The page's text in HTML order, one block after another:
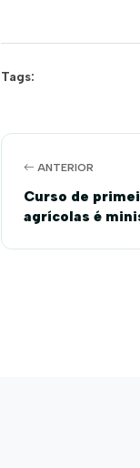
Tags:
ANTERIOR
Curso de
agrícolas é